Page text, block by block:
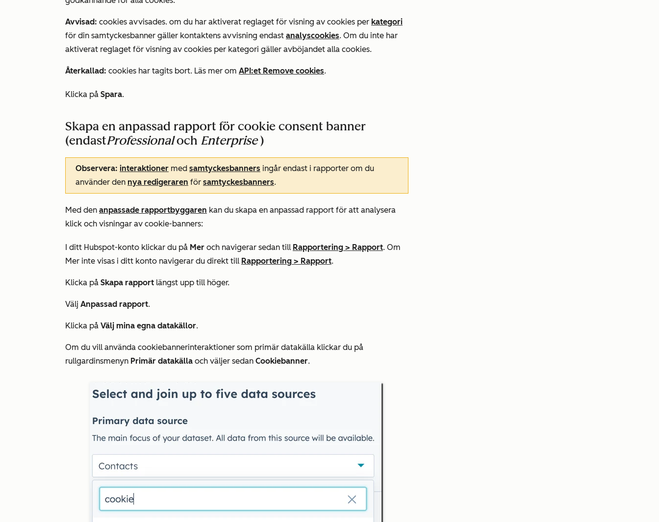
Avvisad: cookies avvisades. om du har aktiverat reglaget för visning av cookies per kategori
för din samtyckesbanner gäller kontaktens avvisning endast analyscookies. Om du inte har
aktiverat reglaget för visning av cookies per kategori gäller avböjandet alla cookies.
Återkallad: cookies har tagits bort. Läs mer om API:et Remove cookies.
Klicka på Spara.
Skapa en anpassad rapport för cookie consent banner
(endastProfessionaloch Enterprise)
Observera: interaktioner med samtyckesbanners ingår endast i rapporter om du
använder den nya redigeraren för samtyckesbanners.
Med den anpassade rapportbyggaren kan du skapa en anpassad rapport för att analysera
klick och visningar av cookie-banners:
I ditt Hubspot-konto klickar du på Mer och navigerar sedan till Rapportering > Rapport. Om
Mer inte visas i ditt konto navigerar du direkt till Rapportering > Rapport.
Klicka på Skapa rapport längst upp till höger.
Välj Anpassad rapport.
Klicka på Välj mina egna datakällor.
Om du vill använda cookiebannerinteraktioner som primär datakälla klickar du på
rullgardinsmenyn Primär datakälla och väljer sedan Cookiebanner.